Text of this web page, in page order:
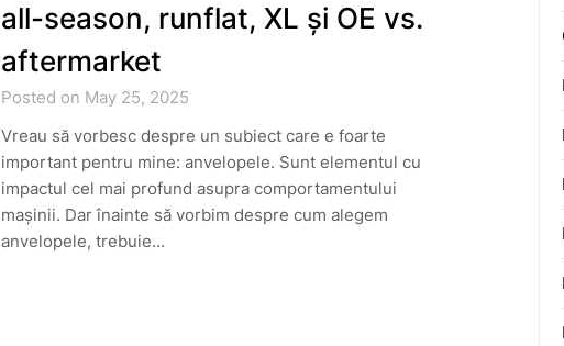
all-season, runflat, XL și OE vs.
aftermarket
Posted on May 25, 2025
Vreau să vorbesc despre un subiect care e foarte
important pentru mine: anvelopele. Sunt elementul cu
impactul cel mai profund asupra comportamentului
mașinii. Dar înainte să vorbim despre cum alegem
anvelopele, trebuie…